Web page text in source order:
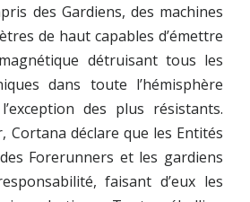
des Gardiens, des machines
de haut capables d’émettre
détruisant tous les
dans toute l’hémisphère
des plus résistants.
Cortana déclare que les Entités
Forerunners et les gardiens
faisant d’eux les